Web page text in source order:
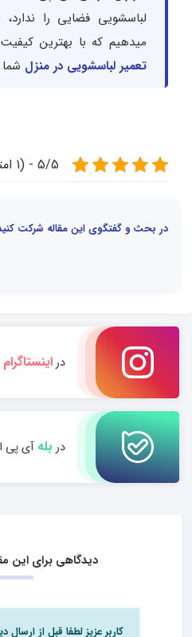
لباسشویی فضایی را
میدهیم که با بهترین
تعمیر لباسشویی در منزل شما
5/5 - (1 امتیاز)
در بحث و گفتگوی این مقاله شرکت
دراینستاگرام
در بلهآی پی
دیدگاهی برای این
کاربر عزیز لطفا قبل از ارسال